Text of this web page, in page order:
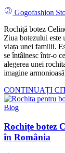
Gogofashion
Rochiță botez
Ziua botezului este
viața unei familii.
se întâlnesc într-o
alegerea unei
imagine
CONTINUAȚI
Blog
Rochițe botez
în România